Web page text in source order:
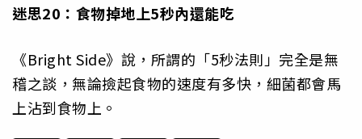
迷思20：食物掉地上5秒內還能吃
《Bright Side》說，所謂的「5秒法則」完全是無
稽之談，無論撿起食物的速度有多快，細菌都會馬
上沾到食物上。